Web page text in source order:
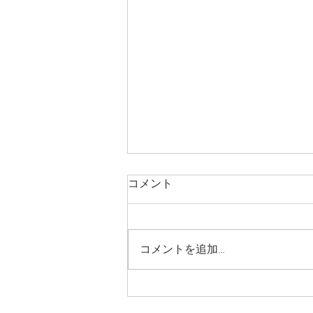
８月号堺地区かわら版
コメント
コメントを追加…